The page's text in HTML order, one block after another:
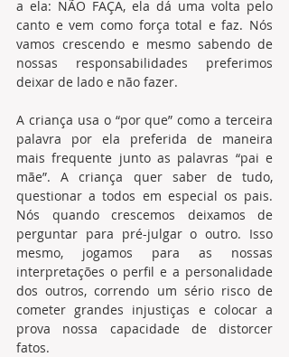
a ela: NÃO FAÇA, ela dá uma volta pelo
canto e vem como força total e faz. Nós
vamos crescendo e mesmo sabendo de
nossas responsabilidades preferimos
deixar de lado e não fazer.
A criança usa o “por que” como a terceira
palavra por ela preferida de maneira
mais frequente junto as palavras “pai e
mãe”. A criança quer saber de tudo,
questionar a todos em especial os pais.
Nós quando crescemos deixamos de
perguntar para pré-julgar o outro. Isso
mesmo, jogamos para as nossas
interpretações o perfil e a personalidade
dos outros, correndo um sério risco de
cometer grandes injustiças e colocar a
prova nossa capacidade de distorcer
fatos.